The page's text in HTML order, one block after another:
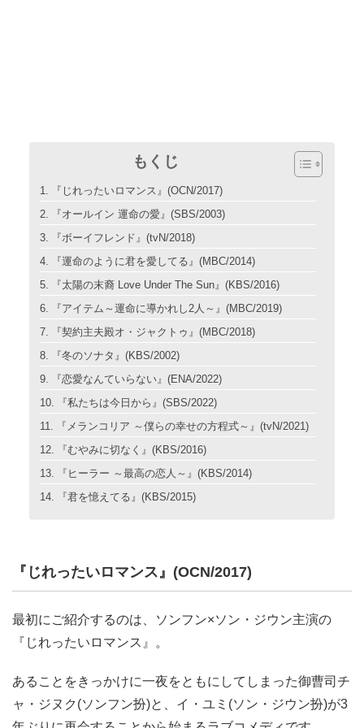
もくじ
『じれったいロマンス』(OCN/2017)
『オールイン 運命の愛』(SBS/2003)
『ボーイフレンド』(tvN/2018)
『運命のように君を愛してる』(MBC/2014)
『太陽の末裔 Love Under The Sun』(KBS/2016)
『アイテム～運命に導かれし2人～』(MBC/2019)
『契約主夫殿オ・ジャクトゥ』(MBC/2018)
『冬のソナタ』(KBS/2002)
『恋愛なんていらない』(ENA/2022)
『私たちは今日から』(SBS/2022)
『メランコリア ～僕らの幸せの方程式～』(tvN/2021)
『むやみに切なく』(KBS/2016)
『ヒーラー ～最高の恋人～』(KBS/2014)
『君を憶えてる』(KBS/2015)
『じれったいロマンス』(OCN/2017)
最初にご紹介するのは、ソンフン×ソン・ジウン主演の
『じれったいロマンス』。
あることをきっかけに一夜をともにしてしまった御曹司チ
ャ・ジヌク(ソンフン扮)と、イ・ユミ(ソン・ジウン扮)が3